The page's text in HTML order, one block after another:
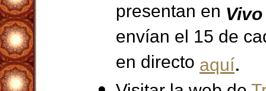
presentan en Vivo
envían el 15 de
en directo aquí.